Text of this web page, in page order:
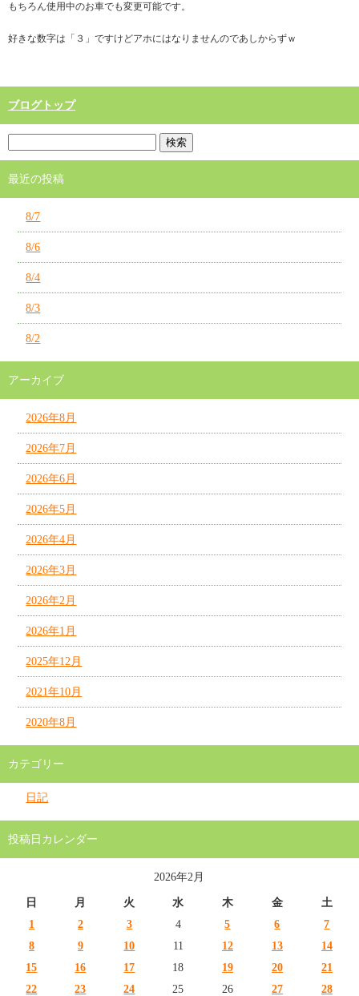
もちろん使用中のお車でも変更可能です。
好きな数字は「３」ですけどアホにはなりませんのであしからずｗ
ブログトップ
最近の投稿
8/7
8/6
8/4
8/3
8/2
アーカイブ
2026年8月
2026年7月
2026年6月
2026年5月
2026年4月
2026年3月
2026年2月
2026年1月
2025年12月
2021年10月
2020年8月
カテゴリー
日記
投稿日カレンダー
2026年2月
日 月 火 水 木 金
土
1
2 3 4 5 6
7
8
9 10 11 12 13
14
15
16 17 18 19 20
21
22
23 24 25 26 27 28